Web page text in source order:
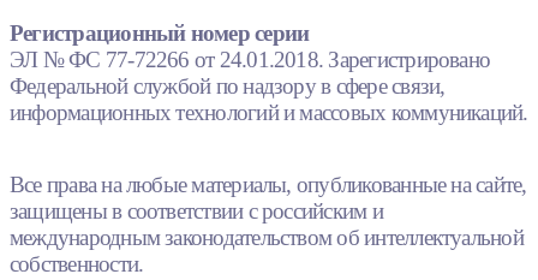
Регистрационный номер серии
ЭЛ № ФС 77-72266 от 24.01.2018. Зарегистрировано
Федеральной службой по надзору в сфере связи,
информационных технологий и массовых коммуникаций.
Все права на любые материалы, опубликованные на сайте,
защищены в соответствии с российским и
международным законодательством об интеллектуальной
собственности.